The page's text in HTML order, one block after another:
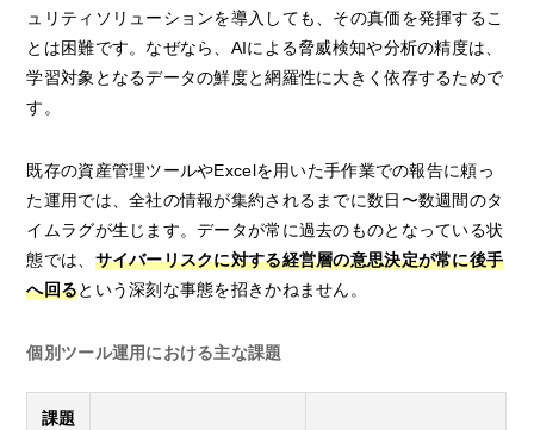
ュリティソリューションを導入しても、その真価を発揮するこ
とは困難です。なぜなら、AIによる脅威検知や分析の精度は、
学習対象となるデータの鮮度と網羅性に大きく依存するためで
す。
既存の資産管理ツールやExcelを用いた手作業での報告に頼っ
た運用では、全社の情報が集約されるまでに数日〜数週間のタ
イムラグが生じます。データが常に過去のものとなっている状
態では、 サイバーリスクに対する経営層の意思決定が常に後手
へ回るという深刻な事態を招きかねません。
個別ツール運用における主な課題
課題